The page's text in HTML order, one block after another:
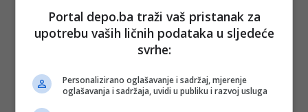
Portal depo.ba traži vaš pristanak za
upotrebu vaših ličnih podataka u sljedeće
svrhe:
Personalizirano oglašavanje i sadržaj, mjerenje
oglašavanja i sadržaja, uvidi u publiku i razvoj usluga